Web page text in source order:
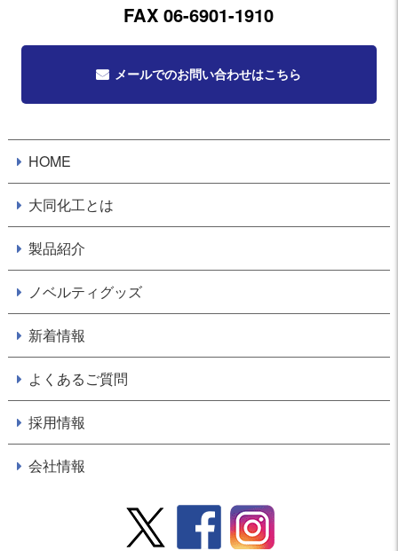
FAX 06-6901-1910
メールでのお問い合わせはこちら
HOME
大同化工とは
製品紹介
ノベルティグッズ
新着情報
よくあるご質問
採用情報
会社情報